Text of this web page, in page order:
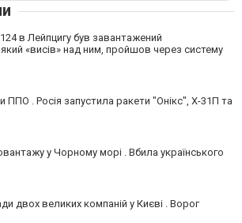
в Лейпцигу був завантажений
«висів» над ним, пройшов через систему
ППО . Росія запустила ракети "Онікс", Х-31П та
у Чорному морі . Вбила українського
двох великих компаній у Києві . Ворог